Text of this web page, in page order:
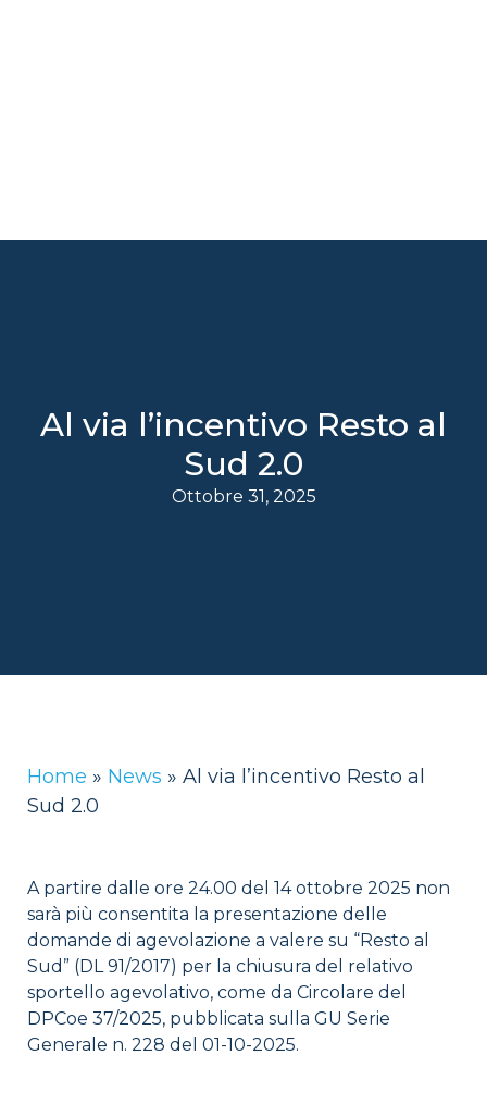
Al via l’incentivo Resto al
Sud 2.0
Ottobre 31, 2025
Home » News » Al via l’incentivo Resto al
Sud 2.0
A partire dalle ore 24.00 del 14 ottobre 2025 non
sarà più consentita la presentazione delle
domande di agevolazione a valere su “Resto al
Sud” (DL 91/2017) per la chiusura del relativo
sportello agevolativo, come da Circolare del
DPCoe 37/2025, pubblicata sulla GU Serie
Generale n. 228 del 01-10-2025.